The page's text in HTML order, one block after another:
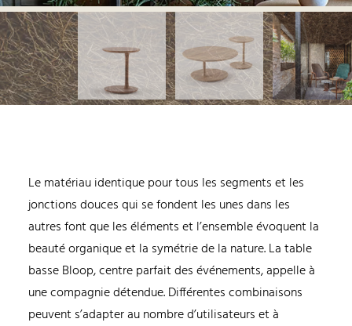
Le matériau identique pour tous les segments et les
jonctions douces qui se fondent les unes dans les
autres font que les éléments et l’ensemble évoquent la
beauté organique et la symétrie de la nature. La table
basse Bloop, centre parfait des événements, appelle à
une compagnie détendue. Différentes combinaisons
peuvent s’adapter au nombre d’utilisateurs et à